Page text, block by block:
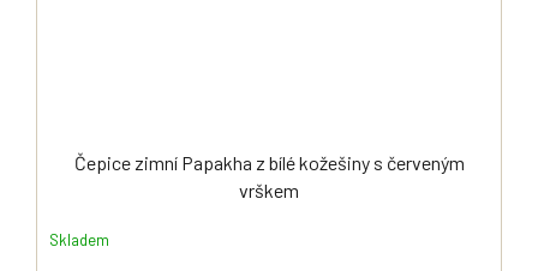
Čepice zimní Papakha z bílé kožešiny s červeným
vrškem
Skladem